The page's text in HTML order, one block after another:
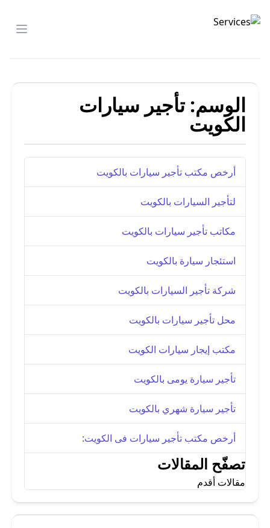
تأجير السيارات
الوسم:تأجير سيارات
الكويت
أرخص مكتب تأجير سيارات بالكويت
لتأجير السيارات بالكويت
مكاتب تأجير سيارات بالكويت
استئجار سيارة بالكويت
شركة تأجير السيارات بالكويت
محل تأجير سيارات بالكويت
مكتب إيجار سيارات الكويت
تأجير سيارة يومى بالكويت
تأجير سيارة شهري بالكويت
أرخص مكتب تأجير سيارات فى الكويت:
تصفّح المقالات
مقالات أقدم